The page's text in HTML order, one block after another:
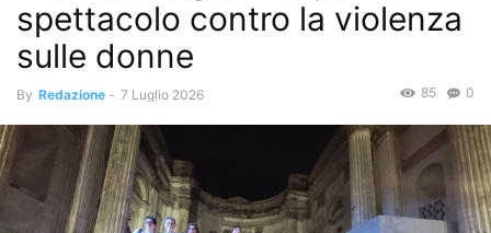
spettacolo contro la violenza
sulle donne
By Redazione - 7 Luglio 2026 0
85